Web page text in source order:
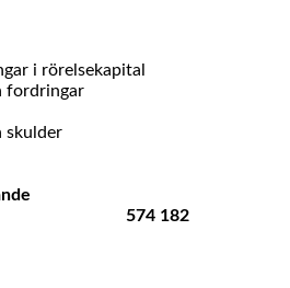
i rörelsekapital
fordringar
kortfristiga skulder
574 182